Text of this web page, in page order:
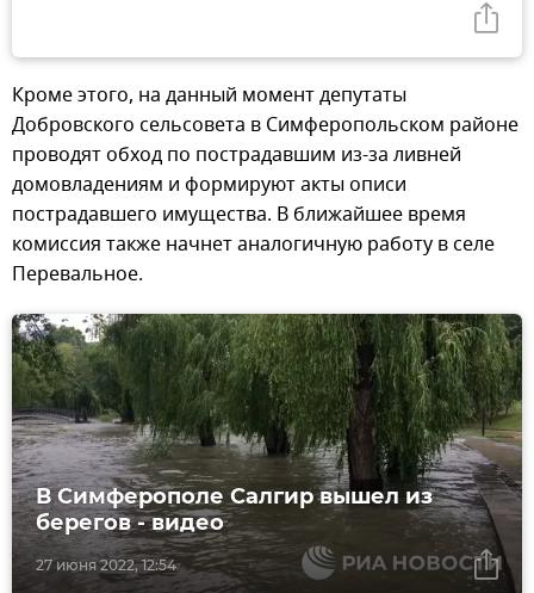
Кроме этого, на данный момент депутаты
Добровского сельсовета в Симферопольском районе
проводят обход по пострадавшим из-за ливней
домовладениям и формируют акты описи
пострадавшего имущества. В ближайшее время
комиссия также начнет аналогичную работу в селе
Перевальное.
27 июня 2022, 12:54
В Симферополе Салгир вышел из
берегов - видео